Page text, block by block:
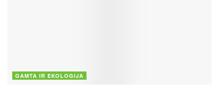
GAMTA IR EKOLOGIJA